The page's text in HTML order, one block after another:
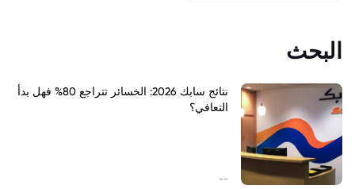
البحث
نتائج سابك 2026: الخسائر تتراجع 80% فهل بدأ
التعافي؟
--